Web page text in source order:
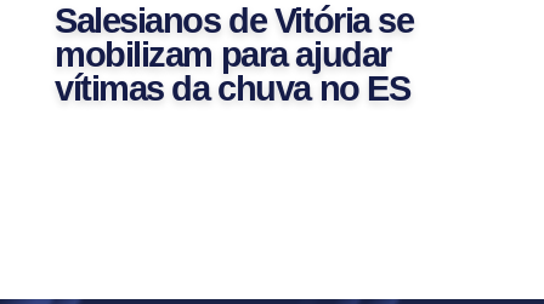
Salesianos de Vitória se
mobilizam para ajudar
vítimas da chuva no ES